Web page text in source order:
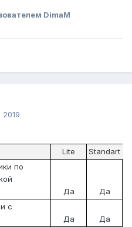
DimaM
Lite
Standart
по
Да
Да
с
Да Да